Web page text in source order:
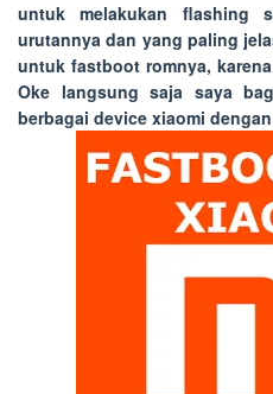
untuk melakukan flashing
urutannya dan yang paling
untuk fastboot romnya,
Oke langsung saja saya
berbagai device xiaomi